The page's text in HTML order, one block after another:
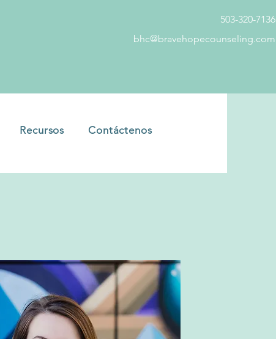
503-320-7136
bhc@bravehopecounseling.com
Recursos Contáctenos